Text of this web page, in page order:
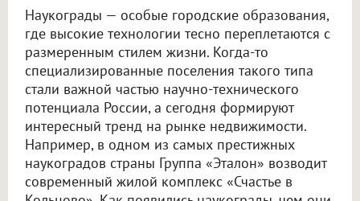
Наукограды — особые городские образования,
где высокие технологии тесно переплетаются с
размеренным стилем жизни. Когда-то
специализированные поселения такого типа
стали важной частью научно-технического
потенциала России, а сегодня формируют
интересный тренд на рынке недвижимости.
Например, в одном из самых престижных
наукоградов страны Группа «Эталон» возводит
современный жилой комплекс «Счастье в